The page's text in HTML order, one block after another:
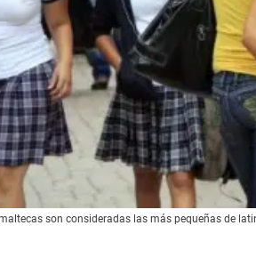
son consideradas las más pequeñas de